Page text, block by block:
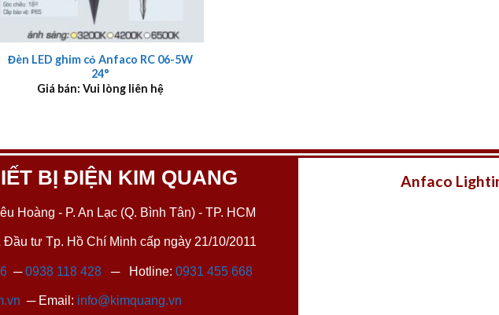
Đèn LED ghim cỏ Anfaco RC 06-5W
24°
Giá bán: Vui lòng liên hệ
BỊ ĐIỆN KIM QUANG
Hoàng - P. An Lạc (Q. Bình Tân) - TP. HCM
tư Tp. Hồ Chí Minh cấp ngày 21/10/2011
─0938 118 428─ Hotline: 0931 455 668
─ Email: info@kimquang.vn
Anfaco